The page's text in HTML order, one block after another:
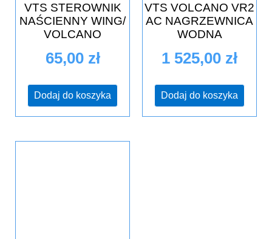
VTS STEROWNIK
NAŚCIENNY WING/
VOLCANO
65,00 zł
Dodaj do koszyka
VTS VOLCANO VR2
AC NAGRZEWNICA
WODNA
1 525,00 zł
Dodaj do koszyka